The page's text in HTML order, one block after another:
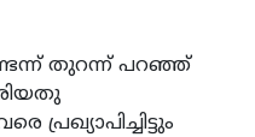
തുറന്ന് പറഞ്ഞ്